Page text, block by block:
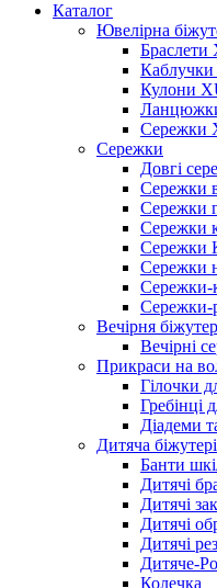
Каталог
Ювелірна
Браслети
Кулони
Сережки
Сережки
Довгі
Сережки
Сережки
Сережки
Сережки
Сережки
Сережки-
Сережки-
Вечірня
Вечірні
Прикраси на
Гілочки
Гребінці
Діадеми
Дитяча
Банти
Дитячі
Дитячі
Дитячі
Дитячі
Дитяче-
Колечка